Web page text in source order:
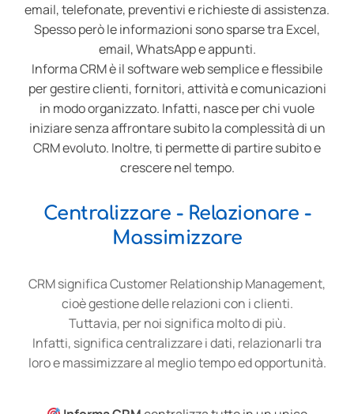
email, telefonate, preventivi e richieste di assistenza.
Spesso però le informazioni sono sparse tra Excel,
email, WhatsApp e appunti.
Informa CRM è il software web semplice e flessibile
per gestire clienti, fornitori, attività e comunicazioni
in modo organizzato. Infatti, nasce per chi vuole
iniziare senza affrontare subito la complessità di un
CRM evoluto. Inoltre, ti permette di partire subito e
crescere nel tempo.
Centralizzare - Relazionare -
Massimizzare
CRM significa Customer Relationship Management,
cioè gestione delle relazioni con i clienti.
Tuttavia, per noi significa molto di più.
Infatti, significa centralizzare i dati, relazionarli tra
loro e massimizzare al meglio tempo ed opportunità.